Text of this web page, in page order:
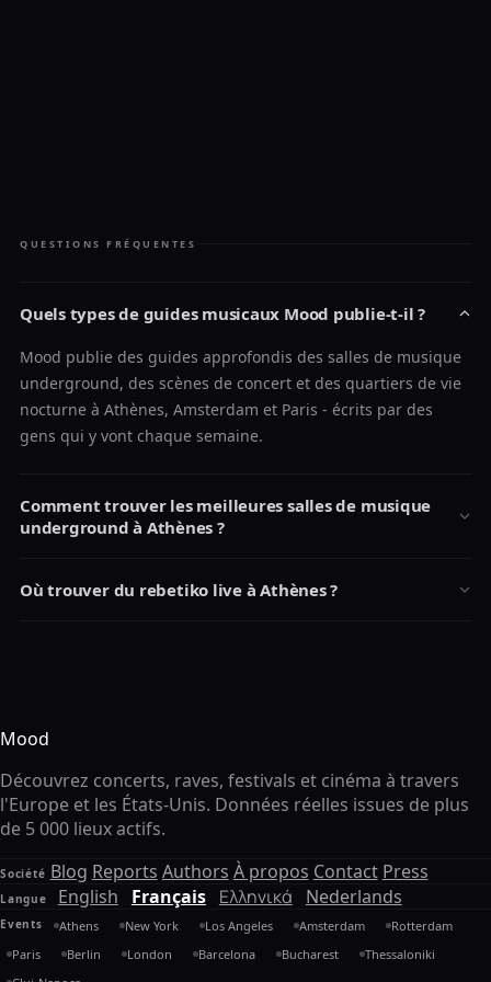
QUESTIONS FRÉQUENTES
Quels types de guides musicaux Mood publie-t-il ?
Mood publie des guides approfondis des salles de musique
underground, des scènes de concert et des quartiers de vie
nocturne à Athènes, Amsterdam et Paris - écrits par des
gens qui y vont chaque semaine.
Comment trouver les meilleures salles de musique
underground à Athènes ?
Où trouver du rebetiko live à Athènes ?
Mood
Découvrez concerts, raves, festivals et cinéma à travers
l'Europe et les États-Unis. Données réelles issues de plus
de 5 000 lieux actifs.
Société Blog Reports Authors À propos Contact Press
Langue English Français Ελληνικά Nederlands
Events Athens New York Los Angeles Amsterdam
Rotterdam
Paris
Berlin London Barcelona Bucharest
Thessaloniki